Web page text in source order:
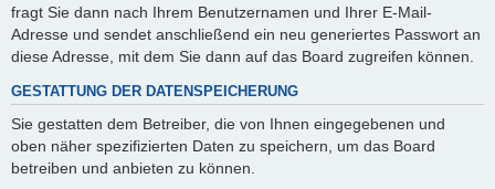
fragt Sie dann nach Ihrem Benutzernamen und Ihrer E-Mail-
Adresse und sendet anschließend ein neu generiertes Passwort an
diese Adresse, mit dem Sie dann auf das Board zugreifen können.
GESTATTUNG DER DATENSPEICHERUNG
Sie gestatten dem Betreiber, die von Ihnen eingegebenen und
oben näher spezifizierten Daten zu speichern, um das Board
betreiben und anbieten zu können.